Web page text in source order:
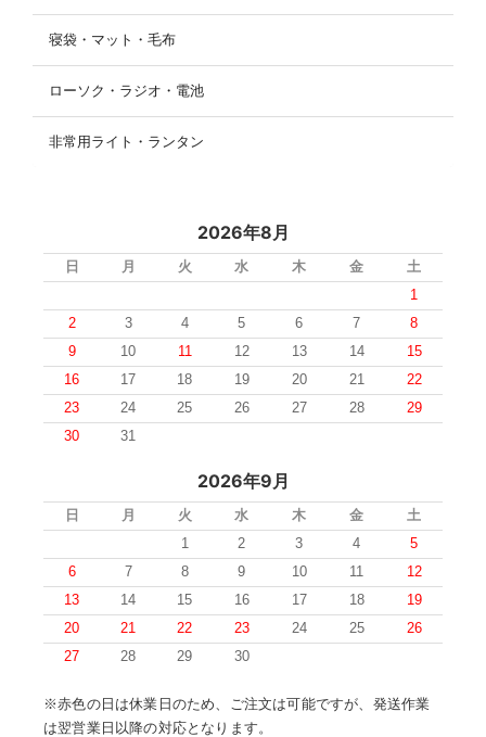
寝袋・マット・毛布
ローソク・ラジオ・電池
非常用ライト・ランタン
2026年8月
日 月 火 水 木 金
土
1
2
3 4 5 6 7
8
9
10 11 12 13 14
15
16
17 18 19 20 21
22
23
24 25 26 27 28
29
30
31
2026年9月
日 月 火 水 木 金
土
1
2 3 4
5
6
7 8 9 10 11
12
13
14 15 16 17 18
19
20
21 22 23 24 25
26
27
28 29 30
※赤色の日は休業日のため、ご注文は可能ですが、発送作業
は翌営業日以降の対応となります。